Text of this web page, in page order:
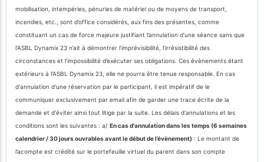
mobilisation, intempéries, pénuries de matériel ou de moyens de transport,
incendies, etc., sont d’office considérés, aux fins des présentes, comme
constituant un cas de force majeure justifiant l’annulation d’une séance sans que
l’ASBL Dynamix 23 n’ait à démontrer l’imprévisibilité, l’irrésistibilité des
circonstances et l’impossibilité d’exécuter ses obligations. Ces évènements étant
extérieurs à l’ASBL Dynamix 23, elle ne pourra être tenue responsable. En cas
d'annulation d'une réservation par le participant, il est impératif de le
communiquer exclusivement par email afin de garder une trace écrite de la
demande et d'éviter ainsi tout litige par la suite. Les délais d'annulations et les
conditions sont les suivantes : a/ En cas d'annulation dans les temps (6 semaines
calendrier / 30 jours ouvrables avant le début de l’évènement) : Le montant de
l’acompte est crédité sur le portefeuille virtuel du parent dans son compte